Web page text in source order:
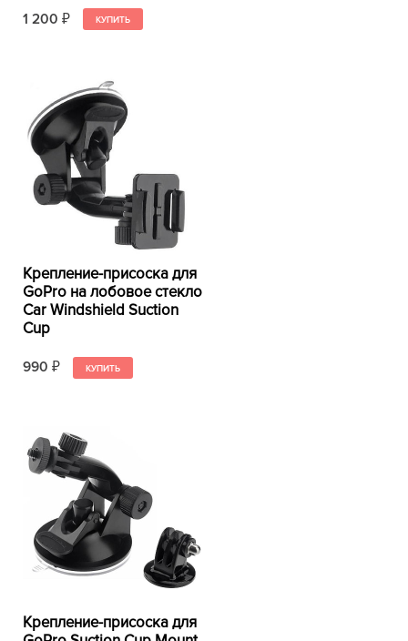
1 200 ₽
Крепление-присоска для
GoPro на лобовое стекло
Car Windshield Suction
Cup
990 ₽
Крепление-присоска для